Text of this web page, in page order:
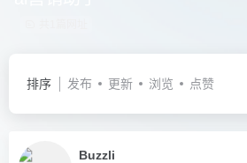
排序 发布 更新 浏览 点赞
Buzzli